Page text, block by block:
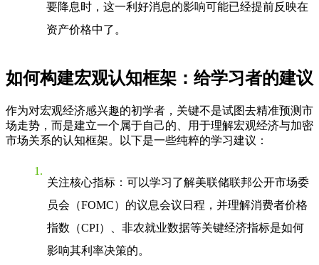
要降息时，这一利好消息的影响可能已经提前反映在
资产价格中了。
如何构建宏观认知框架：给学习者的建议
作为对宏观经济感兴趣的初学者，关键不是试图去精准预测市
场走势，而是建立一个属于自己的、用于理解宏观经济与加密
市场关系的认知框架。以下是一些纯粹的学习建议：
关注核心指标 ：可以学习了解美联储联邦公开市场委
员会（FOMC）的议息会议日程，并理解消费者价格
指数（CPI）、非农就业数据等关键经济指标是如何
影响其利率决策的。